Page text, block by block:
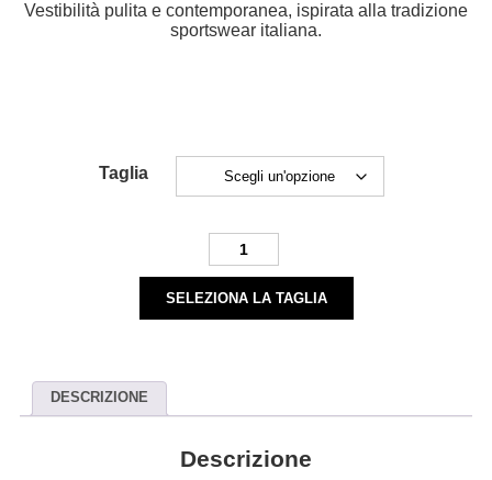
Vestibilità pulita e contemporanea, ispirata alla tradizione
sportswear italiana.
Taglia
Southfresh
Polo
Shirt
-
SELEZIONA LA TAGLIA
DESCRIZIONE
Descrizione